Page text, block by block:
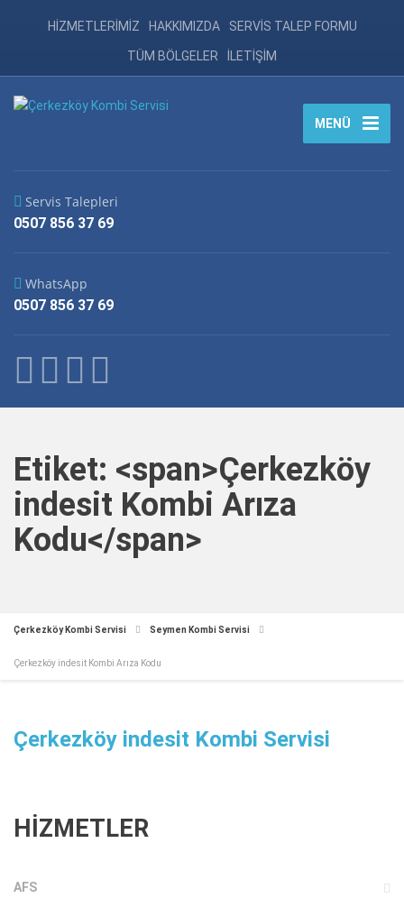
HİZMETLERİMİZ HAKKIMIZDA SERVİS TALEP FORMU
TÜM BÖLGELER İLETİŞİM
MENÜ
Servis Talepleri
0507 856 37 69
WhatsApp
0507 856 37 69
Etiket: <span>Çerkezköy
indesit Kombi Arıza
Kodu</span>
Çerkezköy Kombi Servisi Seymen Kombi Servisi
Çerkezköy indesit Kombi Arıza Kodu
Çerkezköy indesit Kombi Servisi
HİZMETLER
AFS